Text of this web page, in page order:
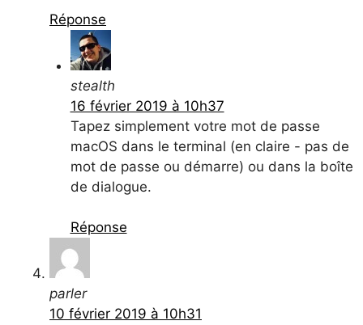
Réponse
stealth
16 février 2019 à 10h37
Tapez simplement votre mot de passe
macOS dans le terminal (en claire - pas de
mot de passe ou démarre) ou dans la boîte
de dialogue.
Réponse
parler
10 février 2019 à 10h31